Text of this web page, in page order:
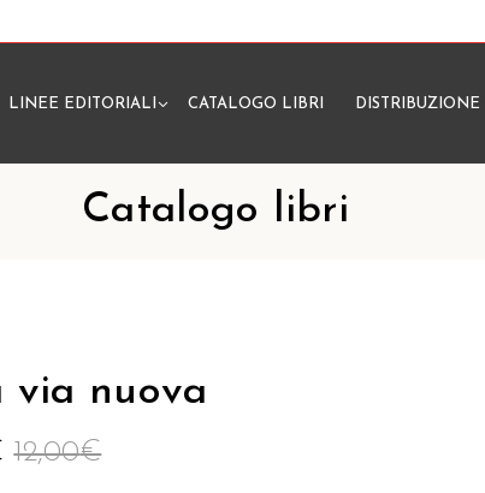
LINEE EDITORIALI CATALOGO LIBRI DISTRIBUZIONE
Catalogo libri
via nuova
12,00€